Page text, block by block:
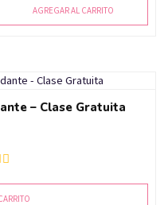
AGREGAR AL CARRITO
– Clase Gratuita